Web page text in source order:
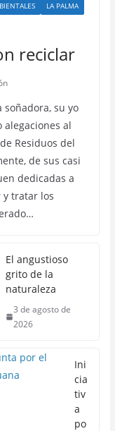
LA PALMA
reciclar
soñadora, su yo
al
Residuos del
de sus casi
dedicadas a
y tratar los
El angustioso
grito de la
naturaleza
3 de agosto de
2026
Ini
cia
tiv
a
po